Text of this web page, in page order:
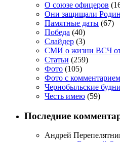
О союзе офицеров
Они защищали
Памятные даты (67)
Победа (40)
Слайдер (3)
СМИ о жизни ВСЧ
Статьи (259)
Фото (105)
Фото с комментарием
Чернобыльские будни
Честь имею (59)
Последние
Андрей